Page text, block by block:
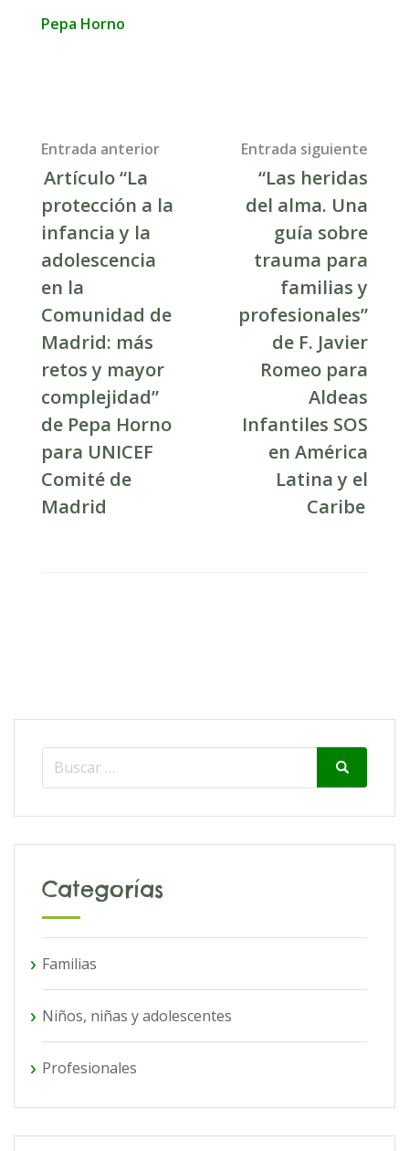
Pepa Horno
Post
navigation
Entrada anterior
Artículo “La
protección a la
infancia y la
adolescencia
en la
Comunidad de
Madrid: más
retos y mayor
complejidad”
de Pepa Horno
para UNICEF
Comité de
Madrid
Entrada siguiente
“Las heridas
del alma. Una
guía sobre
trauma para
familias y
profesionales”
de F. Javier
Romeo para
Aldeas
Infantiles SOS
en América
Latina y el
Caribe
Search
Search
Categorías
Familias
Niños, niñas y adolescentes
Profesionales